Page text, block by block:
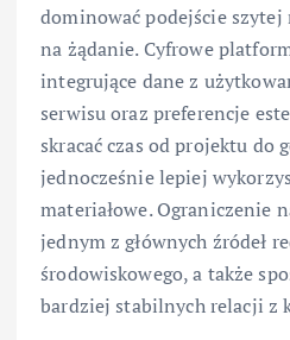
dominować podejście
na żądanie. Cyfrowe
integrujące dane z
serwisu oraz preferencje
skracać czas od projektu do
jednocześnie lepiej
materiałowe. Ograniczenie
jednym z głównych źródeł
środowiskowego, a także
bardziej stabilnych relacji z